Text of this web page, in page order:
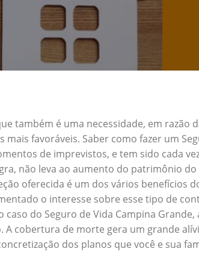
também é uma necessidade, em razão
favoráveis. Saber como fazer um
de imprevistos, e tem sido cada
não leva ao aumento do patrimônio
oferecida é um dos vários benefícios
o interesse sobre esse tipo de
do Seguro de Vida Campina Grande,
cobertura de morte gera um grande
dos planos que você e sua